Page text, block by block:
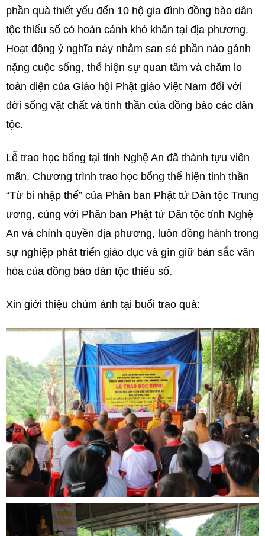
phần quà thiết yếu đến 10 hộ gia đình đồng bào dân
tộc thiểu số có hoàn cảnh khó khăn tại địa phương.
Hoạt động ý nghĩa này nhằm san sẻ phần nào gánh
nặng cuộc sống, thể hiện sự quan tâm và chăm lo
toàn diện của Giáo hội Phật giáo Việt Nam đối với
đời sống vật chất và tinh thần của đồng bào các dân
tộc.
Lễ trao học bổng tại tỉnh Nghệ An đã thành tựu viên
mãn. Chương trình trao học bổng thể hiện tinh thần
“Từ bi nhập thế” của Phân ban Phật tử Dân tộc Trung
ương, cùng với Phân ban Phật tử Dân tộc tỉnh Nghệ
An và chính quyền địa phương, luôn đồng hành trong
sự nghiệp phát triển giáo dục và gìn giữ bản sắc văn
hóa của đồng bào dân tộc thiểu số.
Xin giới thiệu chùm ảnh tại buổi trao quà: